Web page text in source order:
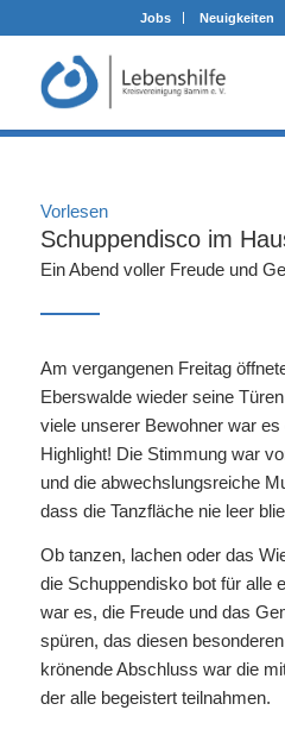
Jobs Neuigkeiten
Vorlesen
Schuppendisco im
Ein Abend voller Freude und
Am vergangenen Freitag
Eberswalde wieder seine
viele unserer Bewohner war
Highlight! Die Stimmung war
und die abwechslungsreiche
dass die Tanzfläche nie leer
Ob tanzen, lachen oder das
die Schuppendisko bot für alle
war es, die Freude und das
spüren, das diesen
krönende Abschluss war die
der alle begeistert teilnahmen.